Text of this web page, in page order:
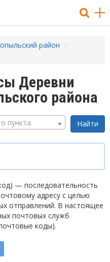
район
Деревни
района
пункта
— последовательность
адресу с целью
отправлений. В настоящее
почтовых служб
коды).